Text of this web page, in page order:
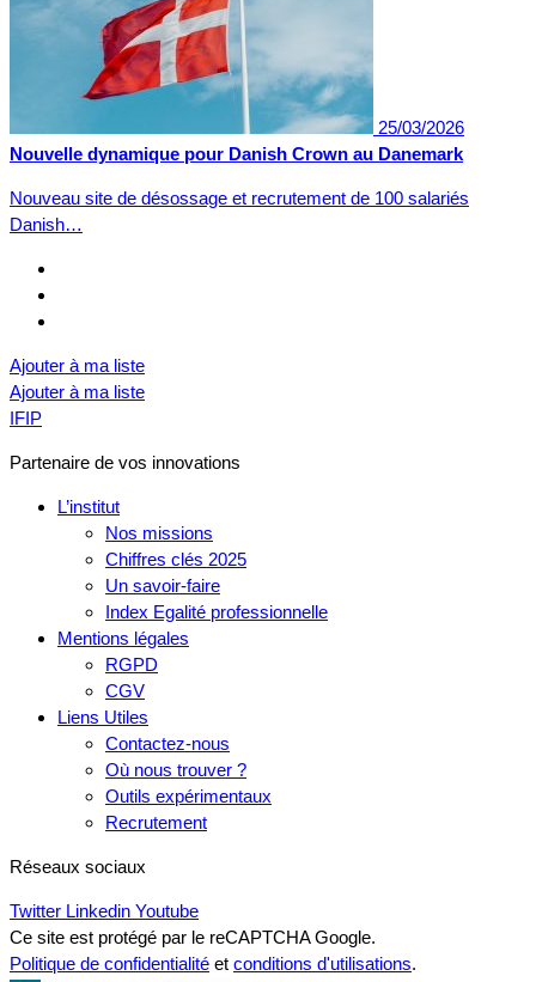
25/03/2026
Nouvelle dynamique pour Danish Crown au Danemark
Nouveau site de désossage et recrutement de 100 salariés
Danish…
Ajouter à ma liste
Ajouter à ma liste
IFIP
Partenaire de vos innovations
L’institut
Nos missions
Chiffres clés 2025
Un savoir-faire
Index Egalité professionnelle
Mentions légales
RGPD
CGV
Liens Utiles
Contactez-nous
Où nous trouver ?
Outils expérimentaux
Recrutement
Réseaux sociaux
Twitter Linkedin Youtube
Ce site est protégé par le reCAPTCHA Google.
Politique de confidentialité et conditions d'utilisations.